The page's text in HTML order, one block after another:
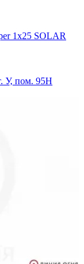
1x25 SOLAR
У, пом. 95Н